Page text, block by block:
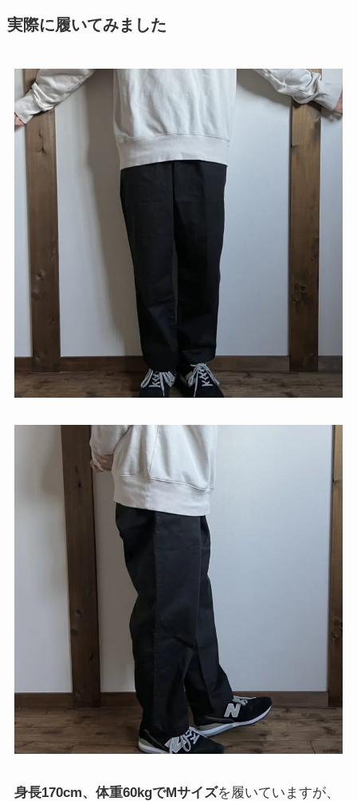
実際に履いてみました
身長170cm、体重60kgでMサイズを履いていますが、